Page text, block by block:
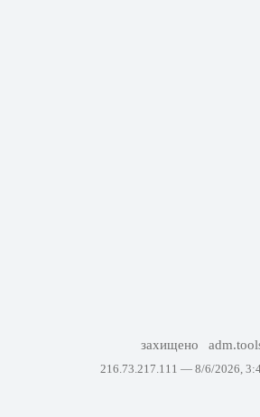
захищено
216.73.217.111 — 8/6/2026,